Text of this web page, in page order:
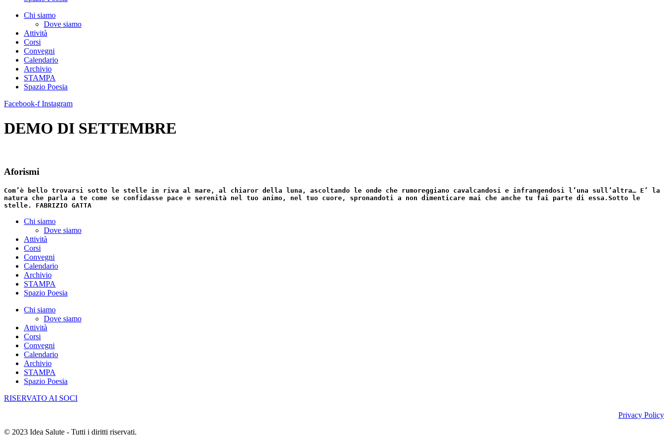
Chi siamo
Dove siamo
Attività
Corsi
Convegni
Calendario
Archivio
STAMPA
Spazio Poesia
Facebook-f Instagram
DEMO DI SETTEMBRE
Aforismi
Com’è bello trovarsi sotto le stelle in riva al mare, al chiaror della luna, ascoltando le onde che rumoreggiano cavalcandosi e infrangendosi l’una sull’altra… E’ la
natura che parla a te come se confidasse pace e serenità nel tuo animo, nel tuo cuore, spronandoti a non dimenticare mai che anche tu fai parte di essa. Sotto le
stelle. FABRIZIO GATTA
Chi siamo
Dove siamo
Attività
Corsi
Convegni
Calendario
Archivio
STAMPA
Spazio Poesia
Chi siamo
Dove siamo
Attività
Corsi
Convegni
Calendario
Archivio
STAMPA
Spazio Poesia
RISERVATO AI SOCI
Privacy Policy
© 2023 Idea Salute - Tutti i diritti riservati.